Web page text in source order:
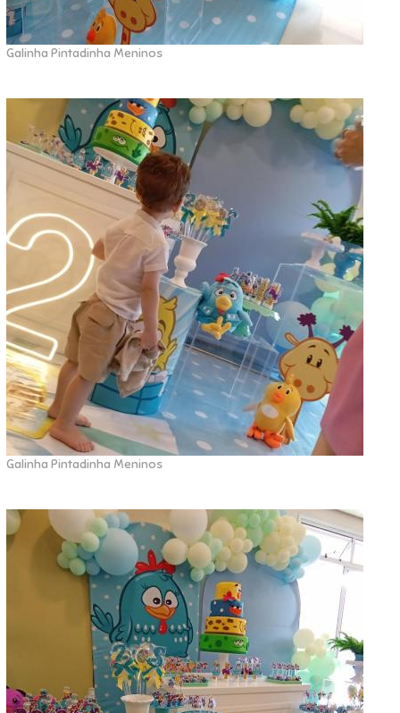
Galinha Pintadinha Meninos
Galinha Pintadinha Meninos